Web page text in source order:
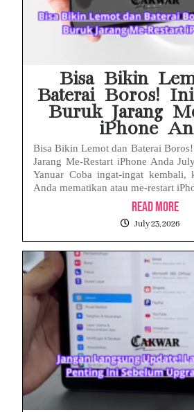
Bisa Bikin
Baterai Boros!
Buruk Jarang
iPhone
Bisa Bikin Lemot dan Baterai
Jarang Me-Restart iPhone Anda
Yanuar Coba ingat-ingat kembali,
Anda mematikan atau me-restart
Read More
July 23, 2026